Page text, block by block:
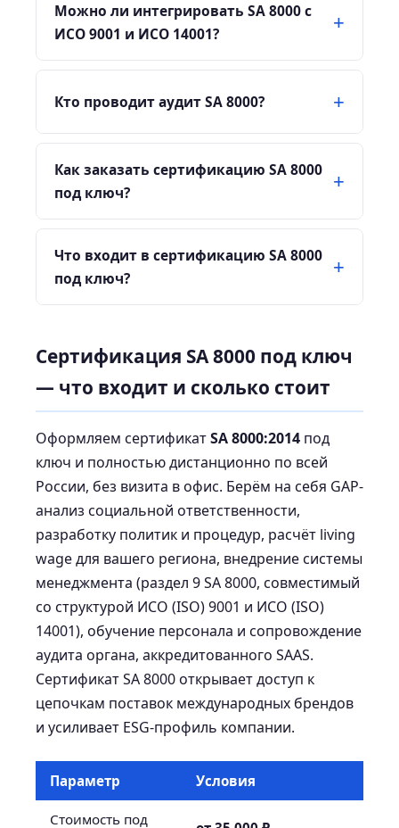
Можно ли интегрировать SA 8000 с
ИСО 9001 и ИСО 14001?
Кто проводит аудит SA 8000?
Как заказать сертификацию SA 8000
под ключ?
Что входит в сертификацию SA 8000
под ключ?
Сертификация SA 8000 под ключ
— что входит и сколько стоит
Оформляем сертификатSA 8000:2014 под
ключ и полностью дистанционно по всей
России, без визита в офис. Берём на себя GAP-
анализ социальной ответственности,
разработку политик и процедур, расчёт living
wage для вашего региона, внедрение системы
менеджмента (раздел 9 SA 8000, совместимый
со структурой ИСО (ISO) 9001 и ИСО (ISO)
14001), обучение персонала и сопровождение
аудита органа, аккредитованного SAAS.
Сертификат SA 8000 открывает доступ к
цепочкам поставок международных брендов
и усиливает ESG-профиль компании.
Параметр Условия
Стоимость под